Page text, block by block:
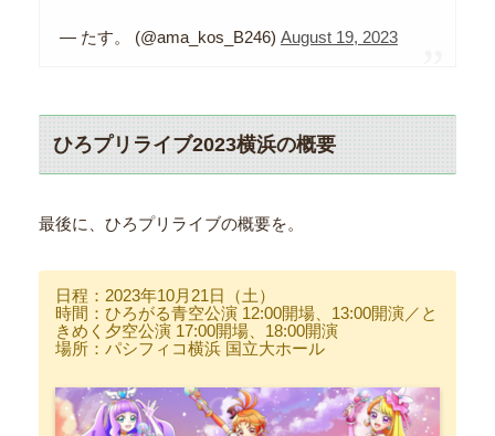
— たす。 (@ama_kos_B246) August 19, 2023
ひろプリライブ2023横浜の概要
最後に、ひろプリライブの概要を。
日程：2023年10月21日（土）
時間：ひろがる青空公演 12:00開場、13:00開演／と
きめく夕空公演 17:00開場、18:00開演
場所：パシフィコ横浜 国立大ホール